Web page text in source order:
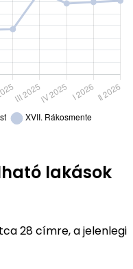
lakások
28 címre, a jelenlegi